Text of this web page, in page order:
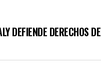
DEFIENDE DERECHOS DE